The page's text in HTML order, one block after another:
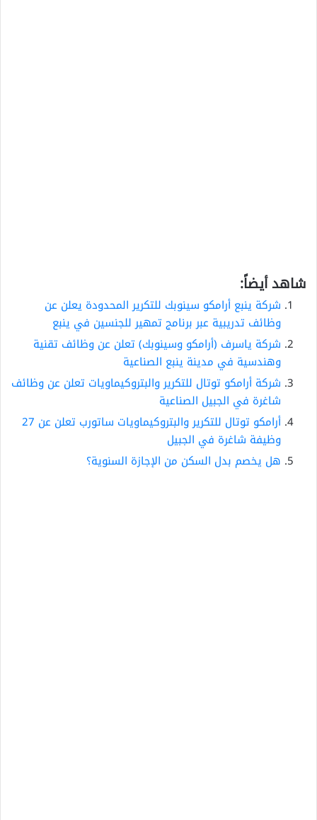
شاهد أيضاً:
شركة ينبع أرامكو سينوبك للتكرير المحدودة يعلن عن
وظائف تدريبية عبر برنامج تمهير للجنسين في ينبع
شركة ياسرف (أرامكو وسينوبك) تعلن عن وظائف تقنية
وهندسية في مدينة ينبع الصناعية
شركة أرامكو توتال للتكرير والبتروكيماويات تعلن عن وظائف
شاغرة في الجبيل الصناعية
أرامكو توتال للتكرير والبتروكيماويات ساتورب تعلن عن 27
وظيفة شاغرة في الجبيل
هل يخصم بدل السكن من الإجازة السنوية؟